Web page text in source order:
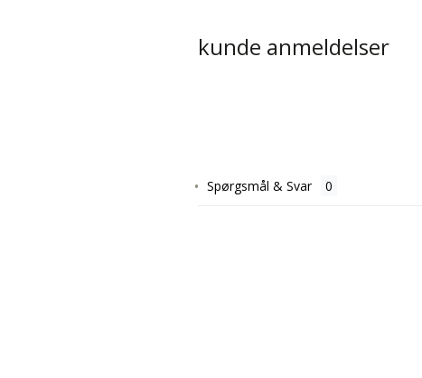
kunde anmeldelser
Spørgsmål & Svar